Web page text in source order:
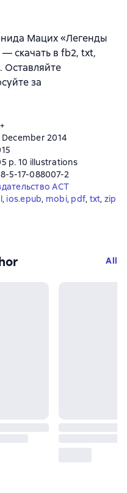
Мацих «Легенды
скачать в fb2, txt,
Оставляйте
за
December 2014
p. 10 illustrations
5-17-088007-2
АСТ
, ios.epub, mobi, pdf, txt, zip
All